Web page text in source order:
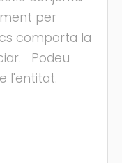
per
comporta la
Podeu
l'entitat.